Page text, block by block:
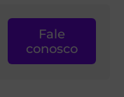
Fale
conosco